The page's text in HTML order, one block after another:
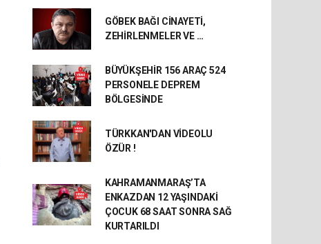
GÖBEK BAĞI CİNAYETİ,
ZEHİRLENMELER VE …
BÜYÜKŞEHİR 156 ARAÇ 524
PERSONELE DEPREM
BÖLGESİNDE
TÜRKKAN'DAN VİDEOLU
ÖZÜR !
KAHRAMANMARAŞ’TA
ENKAZDAN 12 YAŞINDAKİ
ÇOCUK 68 SAAT SONRA SAĞ
KURTARILDI